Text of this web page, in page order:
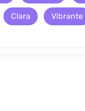
Clara Vibrante